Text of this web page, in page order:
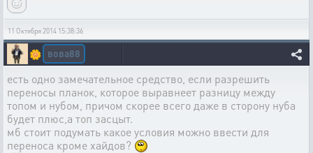
11 Октября 2014 15:38:36
🌼 вова88
есть одно замечательное средство, если разрешить
переносы планок, которое выравнеет разницу между
топом и нубом, причом скорее всего даже в сторону нуба
будет плюс,а топ засцыт.
мб стоит подумать какое условия можно ввести для
переноса кроме хайдов?